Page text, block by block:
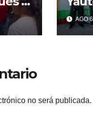
a AGO
no será publicada.